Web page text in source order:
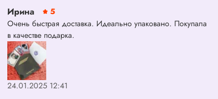
Ирина
5
Очень быстрая доставка. Идеально упаковано. Покупала
в качестве подарка.
24.01.2025 12:41